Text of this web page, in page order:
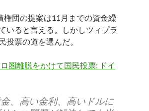
権団の提案は11月までの資金繰
いると言える。しかしツィプラ
投票の道を選んだ。
圏離脱をかけて国民投票: ドイ
、高い金利、高いドルに